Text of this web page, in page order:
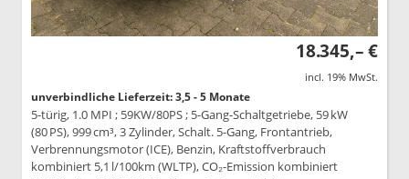
18.345,– €
incl. 19% MwSt.
unverbindliche Lieferzeit: 3,5 - 5 Monate
5-türig, 1.0 MPI ; 59KW/80PS ; 5-Gang-Schaltgetriebe, 59 kW
(80 PS), 999 cm³, 3 Zylinder, Schalt. 5-Gang, Frontantrieb,
Verbrennungsmotor (ICE), Benzin, Kraftstoffverbrauch
kombiniert 5,1 l/100km (WLTP), CO₂-Emission kombiniert